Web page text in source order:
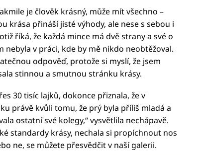
je člověk krásný, může mít všechno –
krása přináší jisté výhody, ale nese s sebou i
říká, že každá mince má dvě strany a své o
nebyla v práci, kde by mě nikdo neobtěžoval.
odpověď, protože si myslí, že jsem
stinnou a smutnou stránku krásy.
30 tisíc lajků, dokonce přiznala, že v
právě kvůli tomu, že prý byla příliš mladá a
ostatní své kolegy,“ vysvětlila nechápavě.
standardy krásy, nechala si propíchnout nos
ne, se můžete přesvědčit v naší galerii.